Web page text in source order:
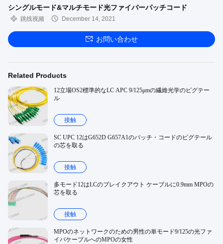
シングルモード&マルチモード光ファイバーパッチコード
跳线视频 December 14, 2021
お問い合わせ
Related Products
12立場OS2標準的なLC APC 9/125μmの繊維光学のピグテー
ル
接触
SC UPC 12はG652D G657A1のパッチ・コードのピグテール
の芯を取る
接触
多モード12はLCのブレイクアウト ケーブルに0.9mm MPOの
芯を取る
接触
MPOのネットワークのための男性の単モード9/125の光ファ
イバケーブルへのMPOの女性